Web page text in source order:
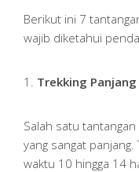
Berikut ini 7
wajib diketahui
1. Trekking
Salah satu
yang sangat
waktu 10 hingga 14